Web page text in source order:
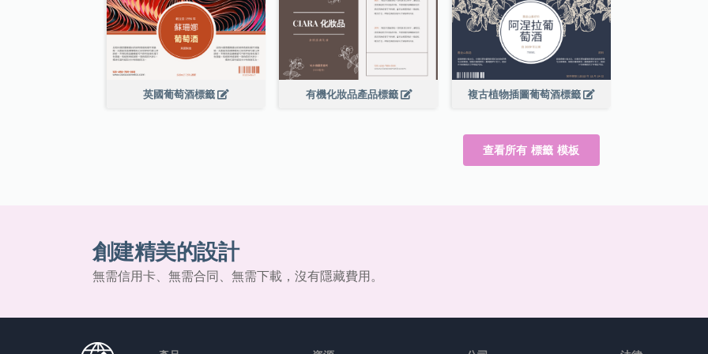
英國葡萄酒標籤 有機化妝品產品標籤 複古植物插圖葡萄酒標籤
查看所有 標籤 模板
創建精美的設計
無需信用卡、無需合同、無需下載，沒有隱藏費用。